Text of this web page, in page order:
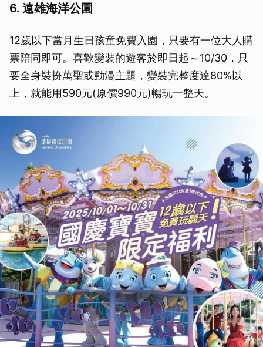
6. 遠雄海洋公園
12歲以下當月生日孩童免費入園，只要有一位大人購
票陪同即可。喜歡變裝的遊客於即日起～10/30，只
要全身裝扮萬聖或動漫主題，變裝完整度達80%以
上，就能用590元(原價990元)暢玩一整天。